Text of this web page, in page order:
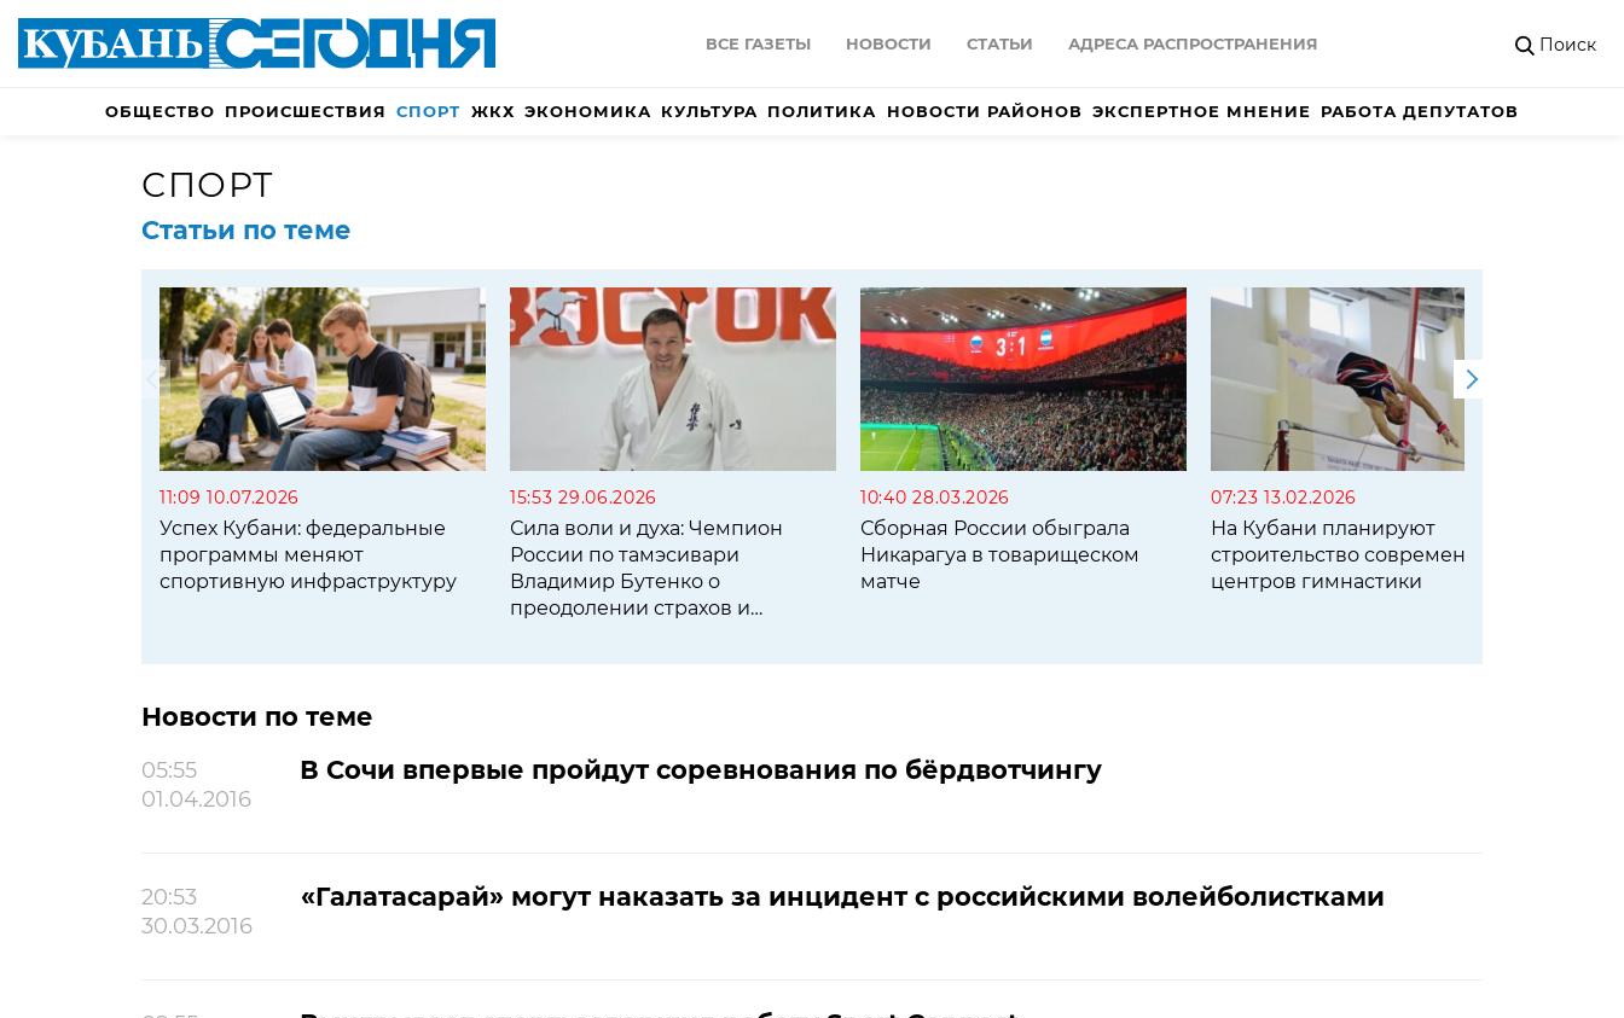
ВСЕ ГАЗЕТЫ НОВОСТИ СТАТЬИ АДРЕСА РАСПРОСТРАНЕНИЯ Поиск
ОБЩЕСТВО ПРОИСШЕСТВИЯ СПОРТ ЖКХ ЭКОНОМИКА КУЛЬТУРА ПОЛИТИКА НОВОСТИ РАЙОНОВ ЭКСПЕРТНОЕ МНЕНИЕ РАБОТА ДЕПУТАТОВ
СПОРТ
Статьи по теме
11:09 10.07.2026
Успех Кубани: федеральные
программы меняют
спортивную инфраструктуру
15:53 29.06.2026
Сила воли и духа: Чемпион
России по тамэсивари
Владимир Бутенко о
преодолении страхов и
10:40 28.03.2026
Сборная России обыграла
Никарагуа в товарищеском
матче
07:23 13.02.2026
На Кубани планируют
строительство современных
центров гимнастики
Новости по теме
05:55
01.04.2016
В Сочи впервые пройдут соревнования по бёрдвотчингу
20:53
30.03.2016
«Галатасарай» могут наказать за инцидент с российскими волейболистками